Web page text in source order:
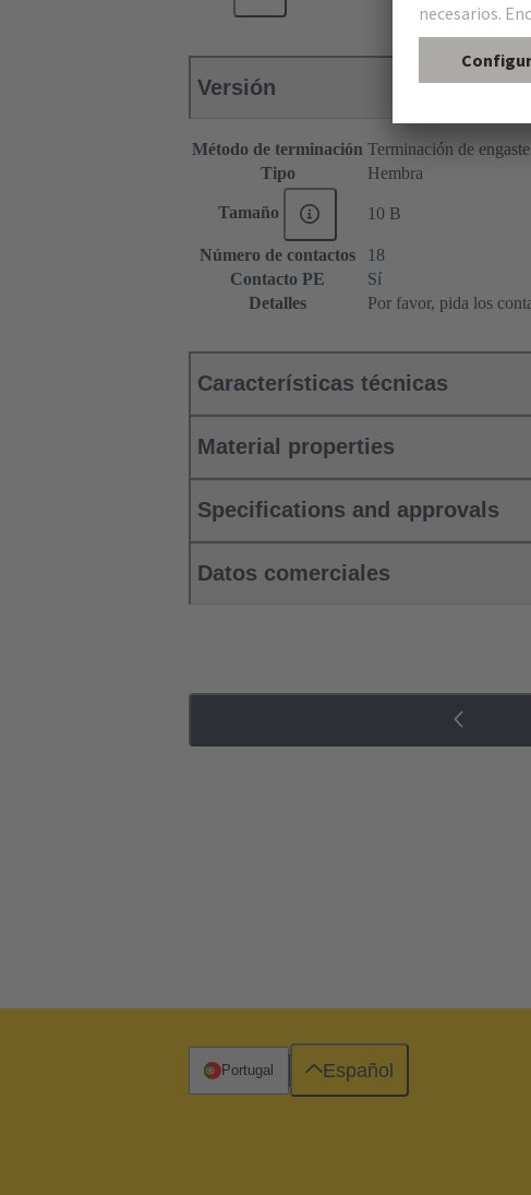
Versión
Método de terminación Terminación de engaste
Tipo
Hembra
Tamaño 10 B
Número de contactos
18
Contacto PE
Sí
Detalles
Por favor, pida los
Características técnicas
Material properties
Specifications and approvals
Datos comerciales
Portugal Español